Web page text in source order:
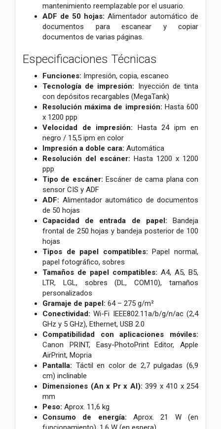
mantenimiento reemplazable por el usuario.
ADF de 50 hojas: Alimentador automático de
documentos para escanear y copiar
documentos de varias páginas.
Especificaciones Técnicas
Funciones: Impresión, copia, escaneo
Tecnología de impresión: Inyección de tinta
con depósitos recargables (MegaTank)
Resolución máxima de impresión: Hasta 600
x 1200 ppp
Velocidad de impresión: Hasta 24 ipm en
negro / 15,5 ipm en color
Impresión a doble cara: Automática
Resolución del escáner: Hasta 1200 x 1200
ppp
Tipo de escáner: Escáner de cama plana con
sensor CIS y ADF
ADF: Alimentador automático de documentos
de 50 hojas
Capacidad de entrada de papel: Bandeja
frontal de 250 hojas y bandeja posterior de 100
hojas
Tipos de papel compatibles: Papel normal,
papel fotográfico, sobres
Tamaños de papel compatibles: A4, A5, B5,
LTR, LGL, sobres (DL, COM10), tamaños
personalizados
Gramaje de papel: 64 – 275 g/m²
Conectividad: Wi-Fi IEEE802.11a/b/g/n/ac (2,4
GHz y 5 GHz), Ethernet, USB 2.0
Compatibilidad con aplicaciones móviles:
Canon PRINT, Easy-PhotoPrint Editor, Apple
AirPrint, Mopria
Pantalla: Táctil en color de 2,7 pulgadas (6,9
cm) inclinable
Dimensiones (An x Pr x Al): 399 x 410 x 254
mm
Peso: Aprox. 11,6 kg
Consumo de energía: Aprox. 21 W (en